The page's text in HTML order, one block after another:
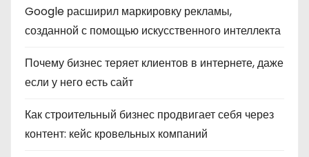
Google расширил маркировку рекламы,
созданной с помощью искусственного интеллекта
Почему бизнес теряет клиентов в интернете, даже
если у него есть сайт
Как строительный бизнес продвигает себя через
контент: кейс кровельных компаний